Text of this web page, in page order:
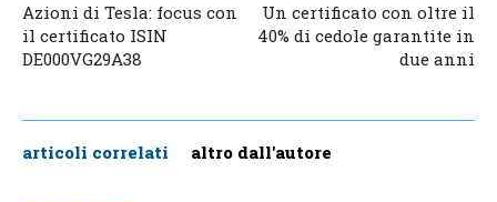
Azioni di Tesla: focus con
il certificato ISIN
DE000VG29A38
Un certificato con oltre il
40% di cedole garantite in
due anni
articoli correlati altro dall'autore